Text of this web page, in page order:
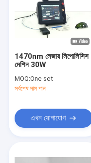
1470nm লেজার লিপোলিসিস
মেশিন 30W
MOQ:One set
সর্বশেষ দাম পান
এখন যোগাযোগ